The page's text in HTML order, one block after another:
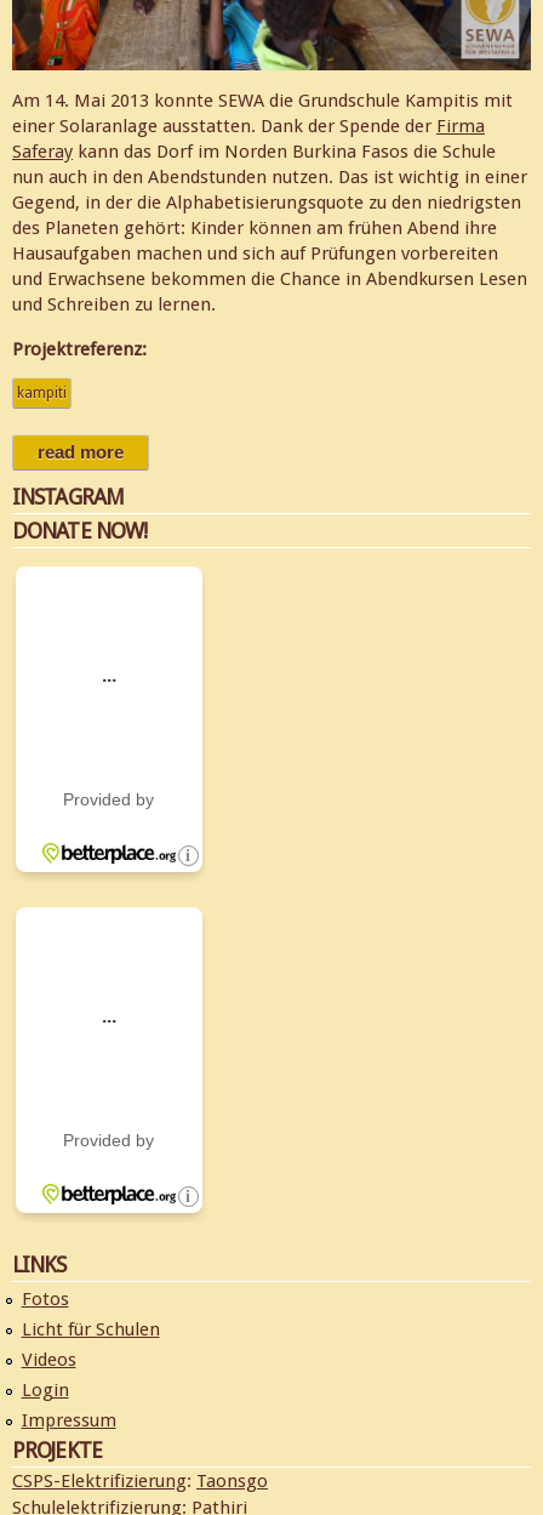
Am 14. Mai 2013 konnte SEWA die Grundschule Kampitis mit
einer Solaranlage ausstatten. Dank der Spende der Firma
Saferay kann das Dorf im Norden Burkina Fasos die Schule
nun auch in den Abendstunden nutzen. Das ist wichtig in einer
Gegend, in der die Alphabetisierungsquote zu den niedrigsten
des Planeten gehört: Kinder können am frühen Abend ihre
Hausaufgaben machen und sich auf Prüfungen vorbereiten
und Erwachsene bekommen die Chance in Abendkursen Lesen
und Schreiben zu lernen.
Projektreferenz:
kampiti
read more
INSTAGRAM
DONATE NOW!
LINKS
Fotos
Licht für Schulen
Videos
Login
Impressum
PROJEKTE
CSPS-Elektrifizierung: Taonsgo
Schulelektrifizierung: Pathiri